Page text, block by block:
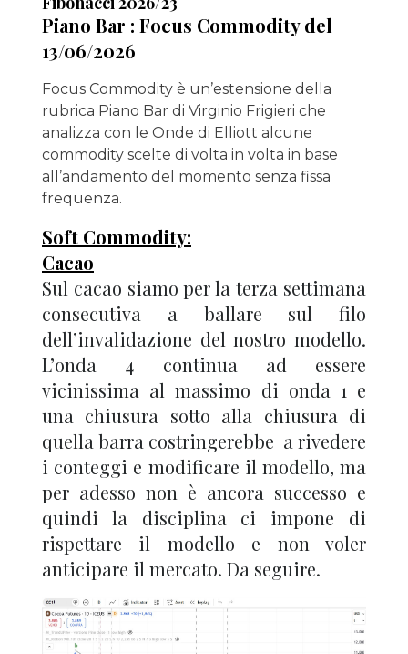
Piano Bar : Focus Commodity del
13/06/2026
Focus Commodity è un’estensione della
rubrica Piano Bar di Virginio Frigieri che
analizza con le Onde di Elliott alcune
commodity scelte di volta in volta in base
all’andamento del momento senza fissa
frequenza.
Soft Commodity:
Cacao
Sul cacao siamo per la terza settimana
consecutiva a ballare sul filo
dell’invalidazione del nostro modello.
L’onda 4 continua ad essere
vicinissima al massimo di onda 1 e
una chiusura sotto alla chiusura di
quella barra costringerebbe a rivedere
i conteggi e modificare il modello, ma
per adesso non è ancora successo e
quindi la disciplina ci impone di
rispettare il modello e non voler
anticipare il mercato. Da seguire.